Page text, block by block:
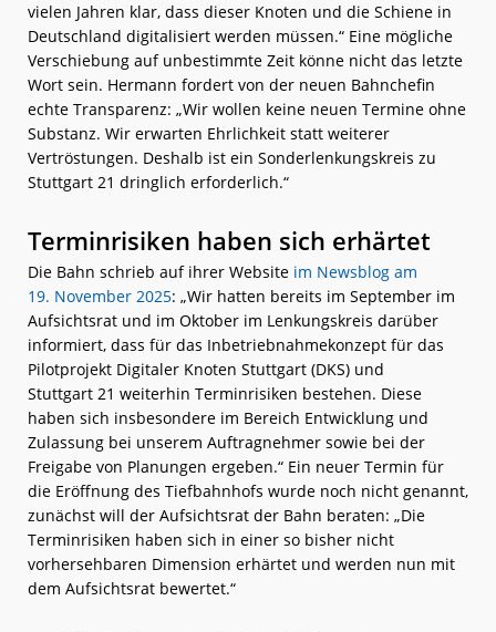
vielen Jahren klar, dass dieser Knoten und die Schiene in
Deutschland digitalisiert werden müssen.“ Eine mögliche
Verschiebung auf unbestimmte Zeit könne nicht das letzte
Wort sein. Hermann fordert von der neuen Bahnchefin
echte Transparenz: „Wir wollen keine neuen Termine ohne
Substanz. Wir erwarten Ehrlichkeit statt weiterer
Vertröstungen. Deshalb ist ein Sonderlenkungskreis zu
Stuttgart 21 dringlich erforderlich.“
Terminrisiken haben sich erhärtet
Die Bahn schrieb auf ihrer Website im Newsblog am
19. November 2025: „Wir hatten bereits im September im
Aufsichtsrat und im Oktober im Lenkungskreis darüber
informiert, dass für das Inbetriebnahmekonzept für das
Pilotprojekt Digitaler Knoten Stuttgart (DKS) und
Stuttgart 21 weiterhin Terminrisiken bestehen. Diese
haben sich insbesondere im Bereich Entwicklung und
Zulassung bei unserem Auftragnehmer sowie bei der
Freigabe von Planungen ergeben.“ Ein neuer Termin für
die Eröffnung des Tiefbahnhofs wurde noch nicht genannt,
zunächst will der Aufsichtsrat der Bahn beraten: „Die
Terminrisiken haben sich in einer so bisher nicht
vorhersehbaren Dimension erhärtet und werden nun mit
dem Aufsichtsrat bewertet.“